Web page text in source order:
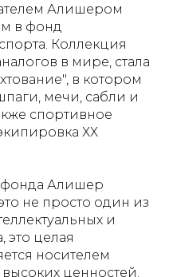
Алишером
в фонд
Коллекция
в мире, стала
в котором
мечи, сабли и
спортивное
ХХ
фонда Алишер
не просто один из
и
это целая
носителем
ценностей.